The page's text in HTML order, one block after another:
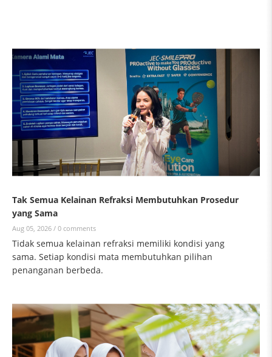
Tak Semua Kelainan Refraksi Membutuhkan Prosedur
yang Sama
Aug 05, 2026 / 0 comments
Tidak semua kelainan refraksi memiliki kondisi yang
sama. Setiap kondisi mata membutuhkan pilihan
penanganan berbeda.